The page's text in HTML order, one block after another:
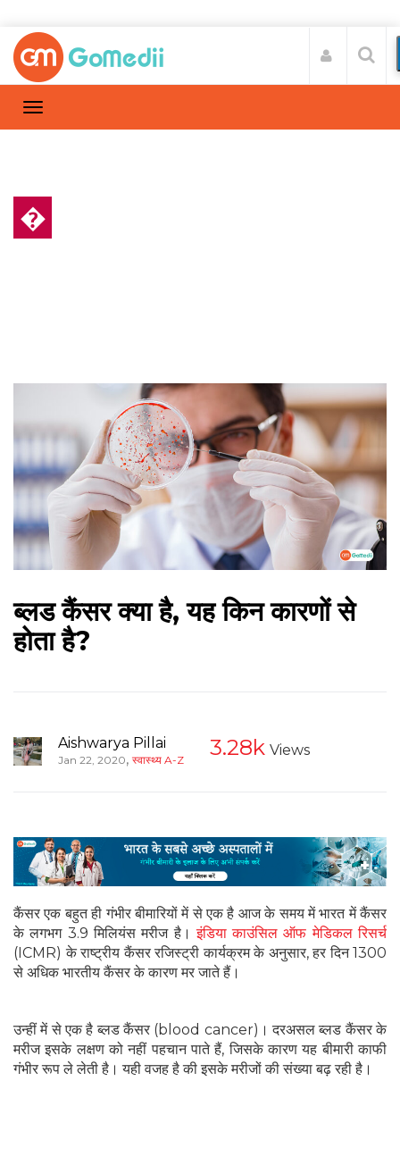
�
ब्लड कैंसर क्या है, यह किन कारणों से
होता है?
Aishwarya Pillai
Jan 22, 2020, स्वास्थ्य A-Z 3.28k Views
कैंसर एक बहुत ही गंभीर बीमारियों में से एक है आज के समय में भारत में कैंसर
के लगभग 3.9 मिलियंस मरीज है।इंडिया काउंसिल ऑफ मेडिकल रिसर्च
(ICMR) के राष्ट्रीय कैंसर रजिस्ट्री कार्यक्रम के अनुसार, हर दिन 1300
से अधिक भारतीय कैंसर के कारण मर जाते हैं।
उन्हीं में से एक है ब्लड कैंसर (blood cancer)। दरअसल ब्लड कैंसर के
मरीज इसके लक्षण को नहीं पहचान पाते हैं, जिसके कारण यह बीमारी काफी
गंभीर रूप ले लेती है। यही वजह है की इसके मरीजों की संख्या बढ़ रही है।